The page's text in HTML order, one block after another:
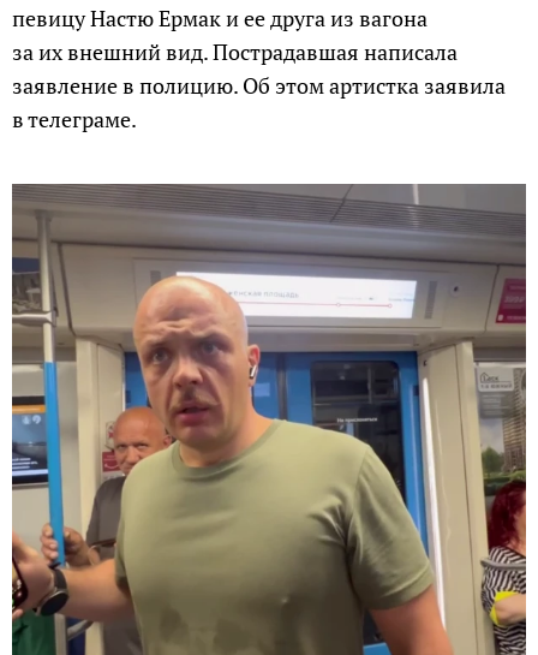
певицу Настю Ермак и ее друга из вагона
за их внешний вид. Пострадавшая написала
заявление в полицию. Об этом артистка заявила
в телеграме.